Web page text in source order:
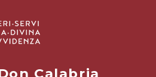
Calabria